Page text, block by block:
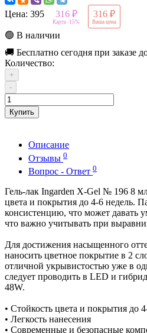
Цена: 395 316 ₽
Карта -15%
316 ₽
Ваша цена
🟢 В наличии
🚚 Бесплатно сегодня при заказе
Количество:
+
-
Купить
Описание
Отзывы 0
Вопрос - Ответ 0
Гель-лак Ingarden X-Gel № 196 8 мл
цвета и покрытия до 4-6 недель.
консистенцию, что может давать
что важно учитывать при
Для достижения насыщенного
наносить цветное покрытие в 2
отличной укрывистостью уже в
следует проводить в LED и
48W.
• Стойкость цвета и покрытия до
• Легкость нанесения
• Современные и безопасные